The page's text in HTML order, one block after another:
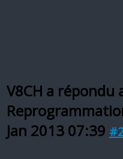
V8CH a répondu
Jan 2013 07:39